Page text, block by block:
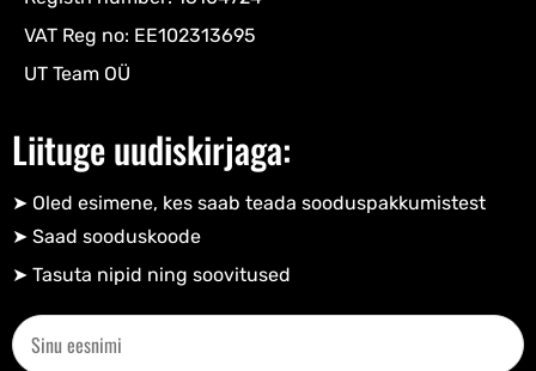
VAT Reg no: EE102313695
UT Team OÜ
Liituge uudiskirjaga:
➤ Oled esimene, kes saab teada sooduspakkumistest
➤ Saad sooduskoode​
➤ Tasuta nipid ning soovitused​